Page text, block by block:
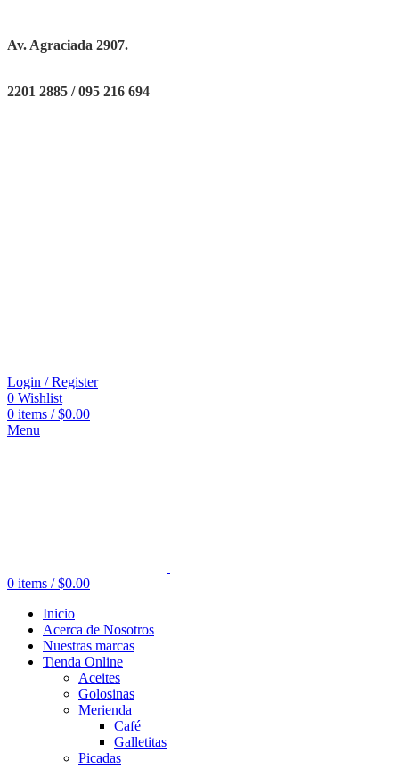
Av. Agraciada 2907.
2201 2885 / 095 216 694
Login / Register
0 Wishlist
0 items / $0.00
Menu
0 items / $0.00
Inicio
Acerca de Nosotros
Nuestras marcas
Tienda Online
Aceites
Golosinas
Merienda
Café
Galletitas
Picadas